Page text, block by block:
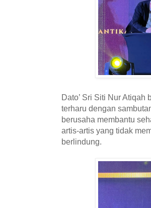
Dato’ Sri Siti Nur
terharu dengan
berusaha membantu
artis-artis yang tidak
berlindung.